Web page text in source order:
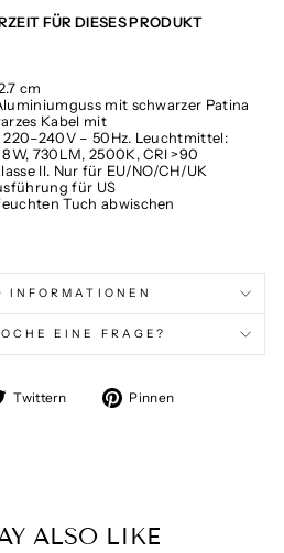
FÜR DIESES PRODUKT
cm
mit schwarzer Patina
Kabel mit
220–240V – 50Hz. Leuchtmittel:
730LM, 2500K, CRI >90
Il. Nur für EU/NO/CH/UK
für US
Tuch abwischen
INFORMATIONEN
EINE FRAGE?
Twittern
Auf
Twitter
Pinnen
ALSO LIKE